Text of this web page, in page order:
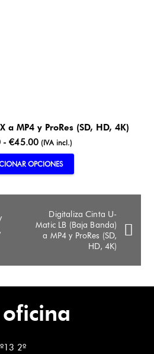
a MP4 y ProRes (SD, HD, 4K)
- €45.00Rango
de
hasta
€45.00
(IVA incl.)
OPCIONES
producto
variantes.
Las
opciones
se
Digitaliza Cinta U-
Matic LB (Baja Banda)
a MP4 y ProRes (SD,
HD, 4K)
2º